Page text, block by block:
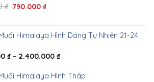
₫ 790.000₫
Himalaya Hình Dáng Tự Nhiên 21-24
₫ – 2.400.000 ₫
Himalaya Hình Tháp